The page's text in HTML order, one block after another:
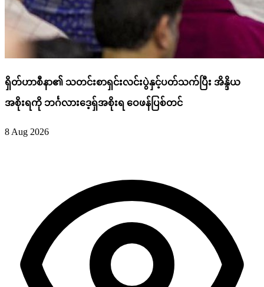
ရှိတ်ဟာစီနာ၏ သတင်းစာရှင်းလင်းပွဲနှင့်ပတ်သက်ပြီး အိန္ဒိယ
အစိုးရကို ဘင်္ဂလားဒေ့ရှ်အစိုးရ ဝေဖန်ပြစ်တင်
8 Aug 2026